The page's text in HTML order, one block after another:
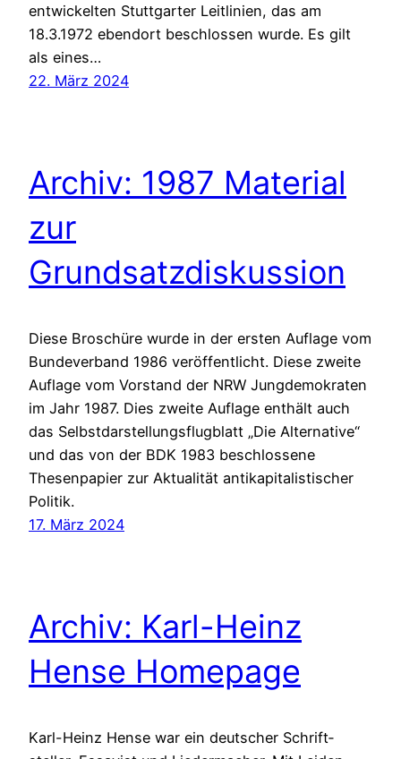
entwickelten Stuttgarter Leitlinien, das am
18.3.1972 ebendort beschlossen wurde. Es gilt
als eines…
22. März 2024
Archiv: 1987 Material
zur
Grundsatzdiskussion
Diese Broschüre wurde in der ersten Auflage vom
Bundeverband 1986 veröffentlicht. Diese zweite
Auflage vom Vorstand der NRW Jungdemokraten
im Jahr 1987. Dies zweite Auflage enthält auch
das Selbstdarstellungsflugblatt „Die Alternative“
und das von der BDK 1983 beschlossene
Thesenpapier zur Aktualität antikapitalistischer
Politik.
17. März 2024
Archiv: Karl-Heinz
Hense Homepage
Karl-Heinz Hense war ein deutscher Schrift­